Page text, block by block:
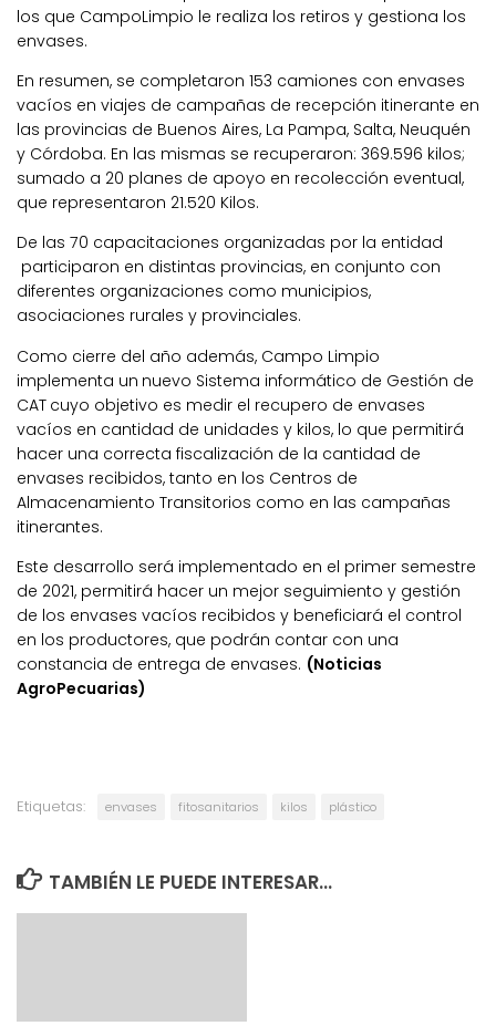
los que CampoLimpio le realiza los retiros y gestiona los
envases.
En resumen, se completaron 153 camiones con envases
vacíos en viajes de campañas de recepción itinerante en
las provincias de Buenos Aires, La Pampa, Salta, Neuquén
y Córdoba. En las mismas se recuperaron: 369.596 kilos;
sumado a 20 planes de apoyo en recolección eventual,
que representaron 21.520 Kilos.
De las 70 capacitaciones organizadas por la entidad
participaron en distintas provincias, en conjunto con
diferentes organizaciones como municipios,
asociaciones rurales y provinciales.
Como cierre del año además, Campo Limpio
implementa un nuevo Sistema informático de Gestión de
CAT cuyo objetivo es medir el recupero de envases
vacíos en cantidad de unidades y kilos, lo que permitirá
hacer una correcta fiscalización de la cantidad de
envases recibidos, tanto en los Centros de
Almacenamiento Transitorios como en las campañas
itinerantes.
Este desarrollo será implementado en el primer semestre
de 2021, permitirá hacer un mejor seguimiento y gestión
de los envases vacíos recibidos y beneficiará el control
en los productores, que podrán contar con una
constancia de entrega de envases. (Noticias
AgroPecuarias)
Etiquetas: envases fitosanitarios kilos plástico
TAMBIÉN LE PUEDE INTERESAR...